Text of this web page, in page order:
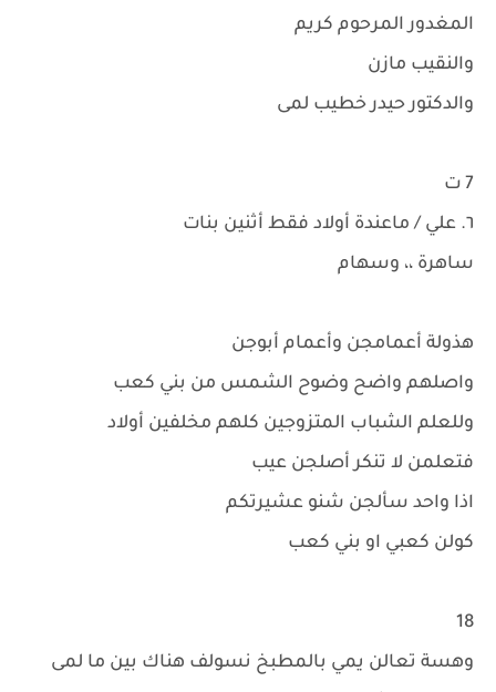
المغدور المرحوم كريم
والنقيب مازن
والدكتور حيدر خطيب لمى
7 ت
٦. علي / ماعندة أولاد فقط أثنين بنات
ساهرة ،، وسهام
هذولة أعمامجن وأعمام أبوجن
واصلهم واضح وضوح الشمس من بني كعب
وللعلم الشباب المتزوجين كلهم مخلفين أولاد
فتعلمن لا تنكر أصلجن عيب
اذا واحد سألجن شنو عشيرتكم
كولن كعبي او بني كعب
18
وهسة تعالن يمي بالمطبخ نسولف هناك بين ما لمى